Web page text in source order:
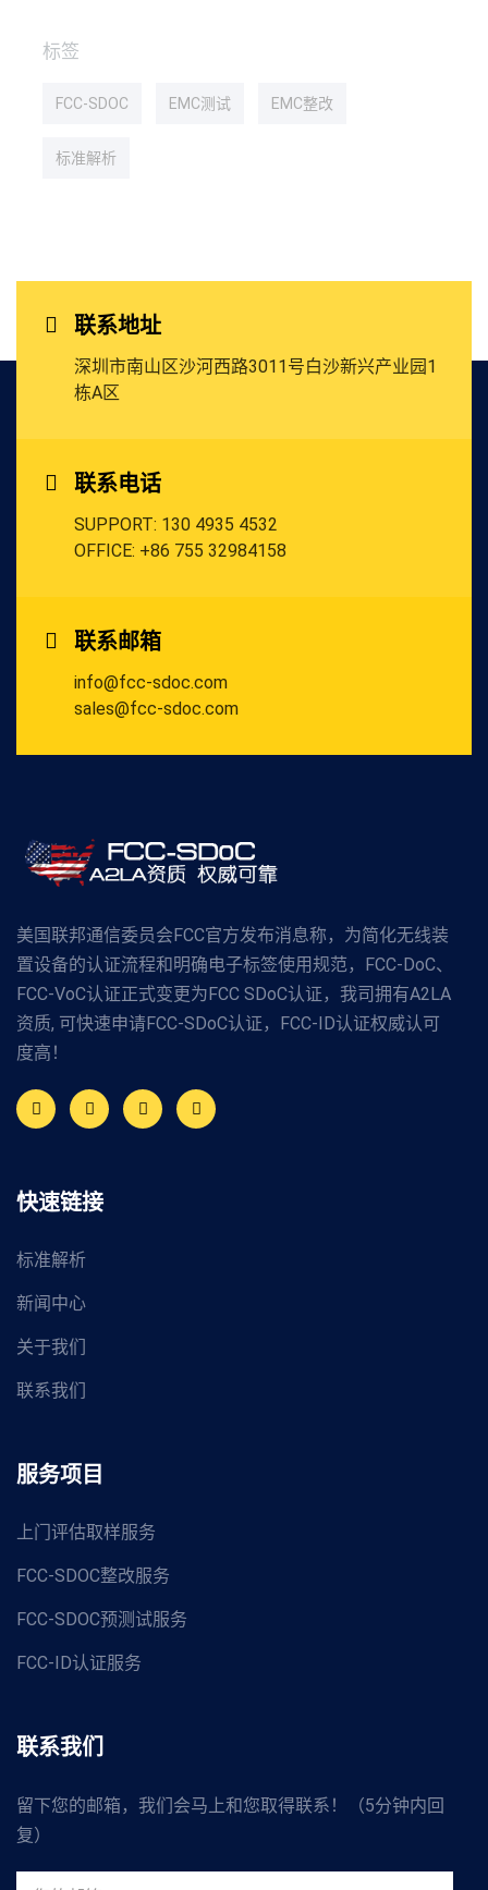
标签
FCC-SDOC EMC测试 EMC整改
标准解析
联系地址
深圳市南山区沙河西路3011号白沙新兴产业园1
栋A区
联系电话
SUPPORT: 130 4935 4532
OFFICE: +86 755 32984158
联系邮箱
info@fcc-sdoc.com
sales@fcc-sdoc.com
美国联邦通信委员会FCC官方发布消息称，为简化无线装
置设备的认证流程和明确电子标签使用规范，FCC-DoC、
FCC-VoC认证正式变更为FCC SDoC认证，我司拥有A2LA
资质, 可快速申请FCC-SDoC认证，FCC-ID认证权威认可
度高！
快速链接
标准解析
新闻中心
关于我们
联系我们
服务项目
上门评估取样服务
FCC-SDOC整改服务
FCC-SDOC预测试服务
FCC-ID认证服务
联系我们
留下您的邮箱，我们会马上和您取得联系！（5分钟内回
复）